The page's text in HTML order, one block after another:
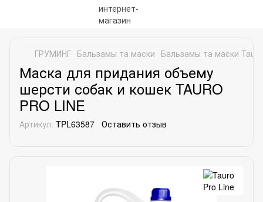
ГРУМИНГ Бальзамы та маски Бальзамы та маски
Маска для придания объему
шерсти собак и кошек TAURO
PRO LINE
Артикул: TPL63587 Оставить отзыв